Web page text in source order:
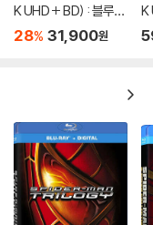
K UHD + BD) : 블루레
이
28% 31,900원
K